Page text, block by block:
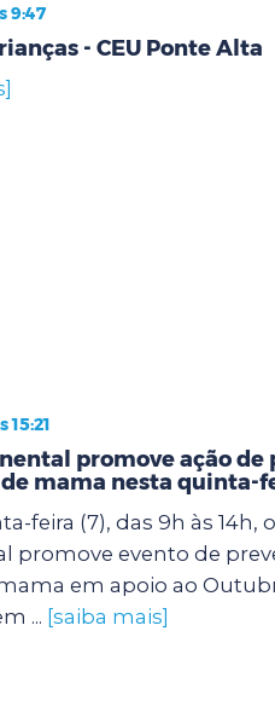
9:47
- CEU Ponte Alta
15:21
promove ação de
mama nesta quinta-
feira (7), das 9h às 14h, o
promove evento de
em apoio ao
... [saiba mais]